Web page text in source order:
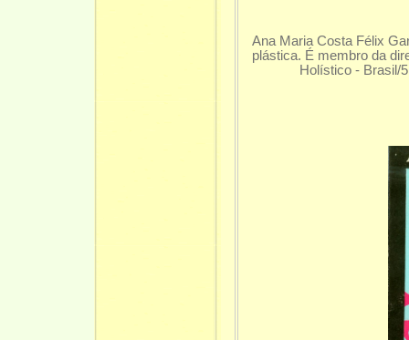
Ana Maria Costa Félix
plástica. É membro da
Holístico - Brasil/